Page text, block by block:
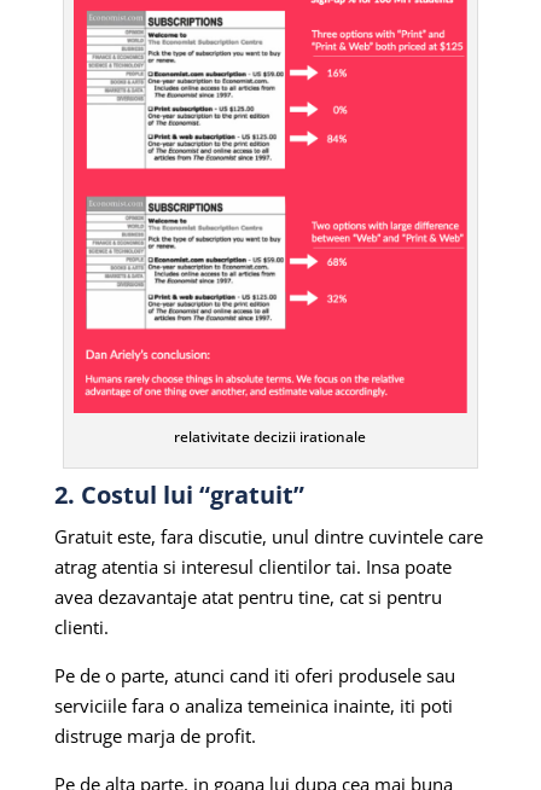
relativitate decizii irationale
2. Costul lui “gratuit”
Gratuit este, fara discutie, unul dintre cuvintele care
atrag atentia si interesul clientilor tai. Insa poate
avea dezavantaje atat pentru tine, cat si pentru
clienti.
Pe de o parte, atunci cand iti oferi produsele sau
serviciile fara o analiza temeinica inainte, iti poti
distruge marja de profit.
Pe de alta parte, in goana lui dupa cea mai buna